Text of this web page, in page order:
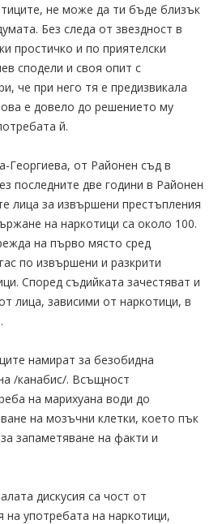
не може да ти бъде близък
Без следа от звездност в
простичко и по приятелски
сподели и своя опит с
че при него тя е предизвикала
е довело до решението му
й.
от Районен съд в
последните две години в Районен
лица за извършени престъпления
на наркотици са около 100.
на първо място сред
по извършени и разкрити
Според съдийката зачестяват и
лица, зависими от наркотици, в
намират за безобидна
/канабис/. Всъщност
на марихуана води до
на мозъчни клетки, което пък
запаметяване на факти и
дискусия са чост от
на употребата на наркотици,